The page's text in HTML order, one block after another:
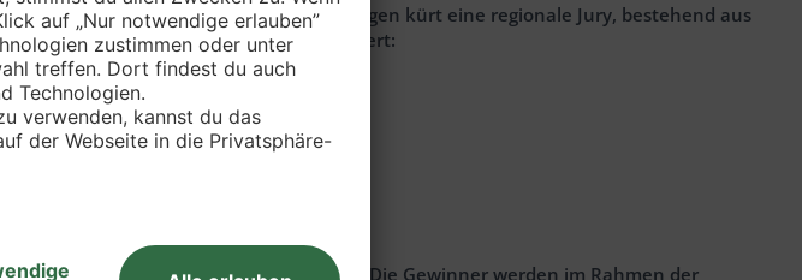
Auf 5 regionalen Preisverleihungen kürt eine regionale Jury, bestehend aus
sind mit zusätzlichen Preisgeldern dotiert:
ein deutsches Girokonto durch die IGF. Die Gewinner werden im Rahmen der